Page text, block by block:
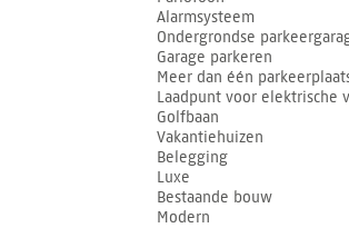
Alarmsysteem
Ondergrondse
Garage parkeren
Meer dan één
Laadpunt voor elektrische
Golfbaan
Vakantiehuizen
Belegging
Luxe
Bestaande bouw
Modern